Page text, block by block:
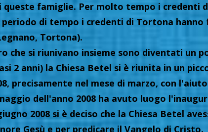
queste famiglie. Per molto tempo i credenti
periodo di tempo i credenti di Tortona
Tortona).
che si riunivano insieme sono diventati un
2 anni) la Chiesa Betel si è riunita in un
precisamente nel mese di marzo, con
dell'anno 2008 ha avuto luogo
2008 si è deciso che la Chiesa Betel
Gesù e per predicare il Vangelo di Cristo.